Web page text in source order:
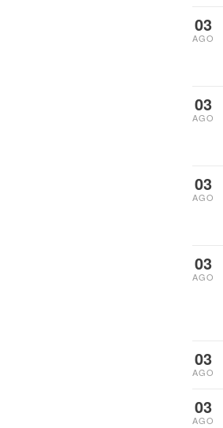
03
AGO
03
AGO
03
AGO
03
AGO
03
AGO
03
AGO